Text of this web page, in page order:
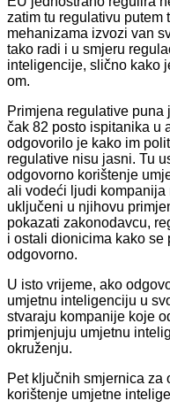
zatim tu regulativu putem
mehanizama izvozi van
tako radi i u smjeru
inteligencije, slično kako
om.
Primjena regulative puna
čak 82 posto ispitanika u
odgovorilo je kako im
regulative nisu jasni. Tu
odgovorno korištenje
ali vodeći ljudi kompanija
uključeni u njihovu
pokazati zakonodavcu,
i ostali dionicima kako se
odgovorno.
U isto vrijeme, ako
umjetnu inteligenciju u
stvaraju kompanije koje
primjenjuju umjetnu
okruženju.
Pet ključnih smjernica za
korištenje umjetne